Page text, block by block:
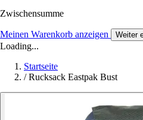
Zwischensumme
Meinen Warenkorb anzeigen Weiter
Loading...
Startseite
/ Rucksack Eastpak Bust